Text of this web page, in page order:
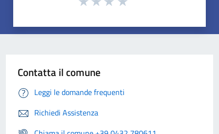
Contatta il comune
Leggi le domande frequenti
Richiedi Assistenza